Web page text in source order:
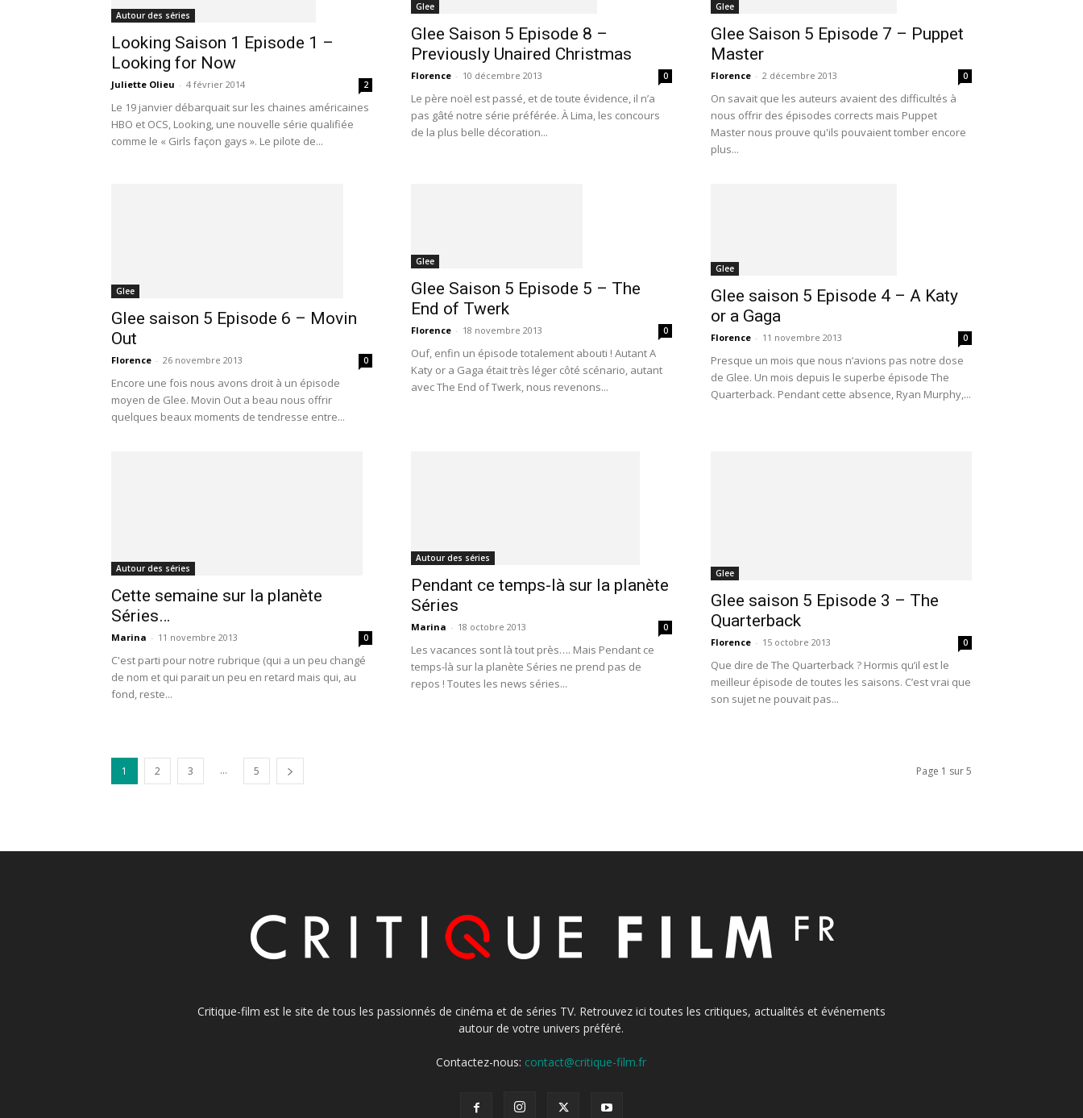
Autour des séries
Looking Saison 1 Episode 1 –
Looking for Now
Juliette Olieu - 4 février 2014 2
Le 19 janvier débarquait sur les chaines américaines
HBO et OCS, Looking, une nouvelle série qualifiée
comme le « Girls façon gays ». Le pilote de...
Glee
Glee Saison 5 Episode 8 –
Previously Unaired Christmas
Florence - 10 décembre 2013 0
Le père noël est passé, et de toute évidence, il n’a
pas gâté notre série préférée. À Lima, les concours
de la plus belle décoration...
Glee
Glee Saison 5 Episode 7 – Puppet
Master
Florence - 2 décembre 2013 0
On savait que les auteurs avaient des difficultés à
nous offrir des épisodes corrects mais Puppet
Master nous prouve qu'ils pouvaient tomber encore
plus...
Glee
Glee saison 5 Episode 6 – Movin
Out
Florence - 26 novembre 2013 0
Encore une fois nous avons droit à un épisode
moyen de Glee. Movin Out a beau nous offrir
quelques beaux moments de tendresse entre...
Glee
Glee Saison 5 Episode 5 – The
End of Twerk
Florence - 18 novembre 2013 0
Ouf, enfin un épisode totalement abouti ! Autant A
Katy or a Gaga était très léger côté scénario, autant
avec The End of Twerk, nous revenons...
Glee
Glee saison 5 Episode 4 – A Katy
or a Gaga
Florence - 11 novembre 2013 0
Presque un mois que nous n’avions pas notre dose
de Glee. Un mois depuis le superbe épisode The
Quarterback. Pendant cette absence, Ryan Murphy,...
Autour des séries
Cette semaine sur la planète
Séries…
Marina - 11 novembre 2013 0
C'est parti pour notre rubrique (qui a un peu changé
de nom et qui parait un peu en retard mais qui, au
fond, reste...
Autour des séries
Pendant ce temps-là sur la planète
Séries
Marina - 18 octobre 2013 0
Les vacances sont là tout près…. Mais Pendant ce
temps-là sur la planète Séries ne prend pas de
repos ! Toutes les news séries...
Glee
Glee saison 5 Episode 3 – The
Quarterback
Florence - 15 octobre 2013 0
Que dire de The Quarterback ? Hormis qu’il est le
meilleur épisode de toutes les saisons. C’est vrai que
son sujet ne pouvait pas...
1 2 3 ... 5 Page 1 sur 5
Critique-film est le site de tous les passionnés de cinéma et de séries TV. Retrouvez ici toutes les critiques, actualités et événements
autour de votre univers préféré.
Contactez-nous: contact@critique-film.fr